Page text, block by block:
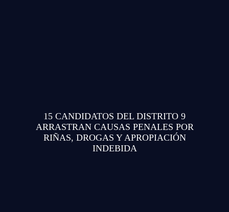
15 CANDIDATOS DEL DISTRITO 9
ARRASTRAN CAUSAS PENALES POR
RIÑAS, DROGAS Y APROPIACIÓN
INDEBIDA